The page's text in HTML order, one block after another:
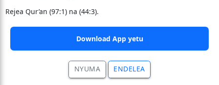
Rejea Qur’an (97:1) na (44:3).
Download App yetu
NYUMA ENDELEA